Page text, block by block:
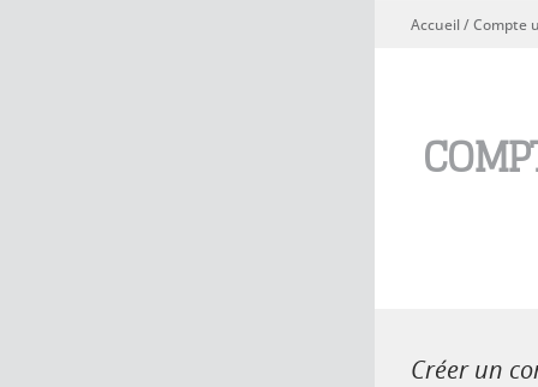
Vous êtes ici
Accueil/Compte
Créer un